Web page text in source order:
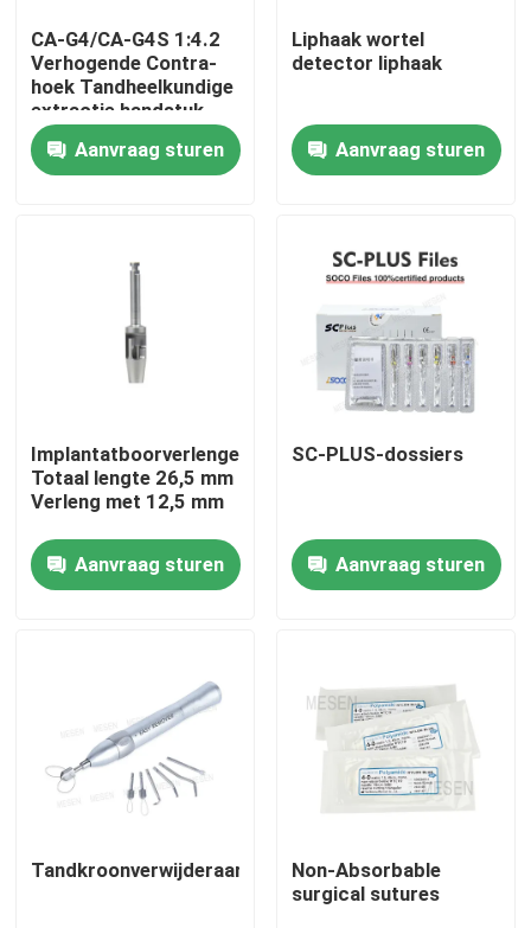
Producten
Fabrieksreis
Kwaliteitscontrole
Vraag een offerte aan
Tandheelkundige medische hulpmiddelen
CA-G4/CA-G4S 1:4.2
Verhogende Contra-
hoek Tandheelkundige
extractie handstuk
Aanvraag sturen
Liphaak wortel
detector liphaak
Aanvraag sturen
Implantatboorverlenger
Totaal lengte 26,5 mm
Verleng met 12,5 mm
Aanvraag sturen
SC-PLUS-dossiers
Aanvraag sturen
Tandkroonverwijderaar
Non-Absorbable
surgical sutures